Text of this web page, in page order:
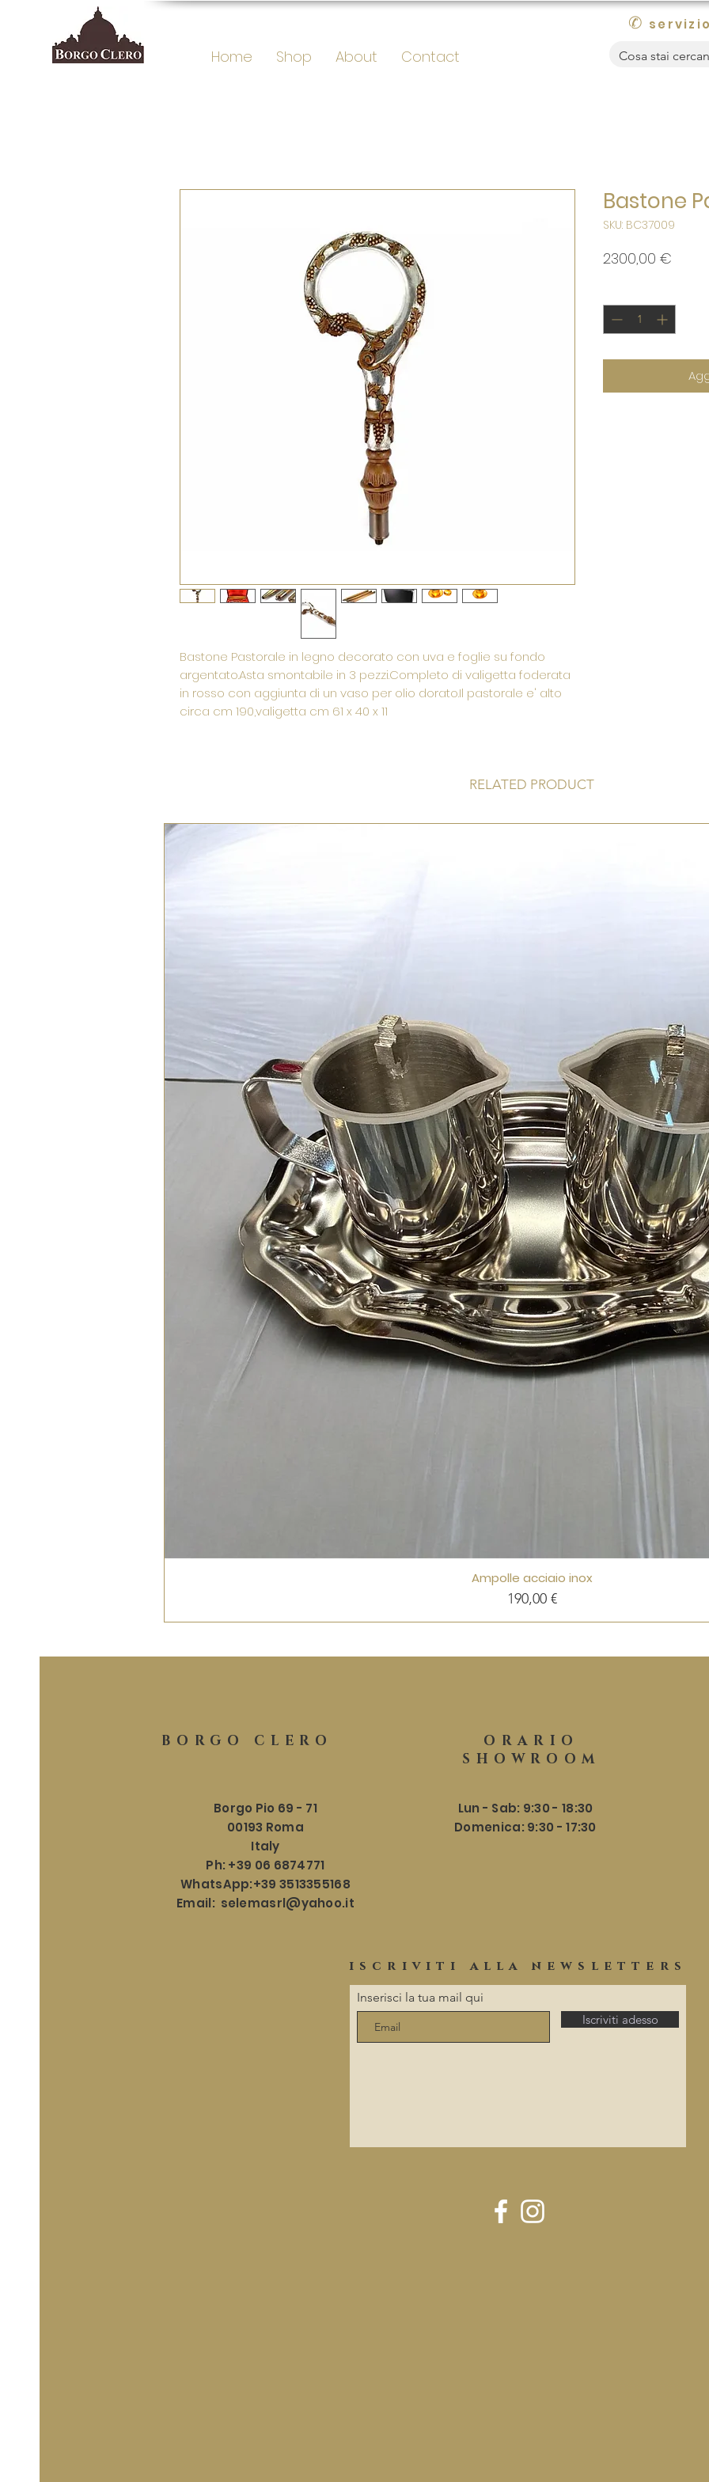
✆
Home Shop About Contact
Bastone Pastorale in legno decorato con uva e foglie su fondo
argentato.Asta smontabile in 3 pezzi.Completo di valigetta foderata
in rosso con aggiunta di un vaso per olio dorato.Il pastorale e' alto
circa cm 190,valigetta cm 61 x 40 x 11
Bastone
SKU: BC37009
2300,00 €
RELATED PRODUCT
Ampolle acciaio inox
Prezzo
190,00 €
BORGO CLERO
ORARIO
SHOWROOM
Borgo Pio 69 - 71
00193 Roma
Italy
Ph: +39 06 6874771
WhatsApp:+39 3513355168
Email: selemasrl@yahoo.it
Lun - Sab: 9:30 - 18:30
​​Domenica: 9:30 - 17:30
iscriviti alla newsletters
Inserisci la tua mail qui
Iscriviti adesso